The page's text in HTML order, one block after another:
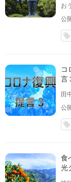
お
公
local_offer
コ
言
田
公
local_offer
食
光